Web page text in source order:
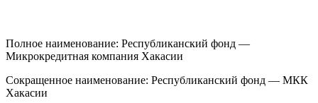
Полное наименование: Республиканский фонд —
Микрокредитная компания Хакасии
Сокращенное наименование: Республиканский фонд — МКК
Хакасии